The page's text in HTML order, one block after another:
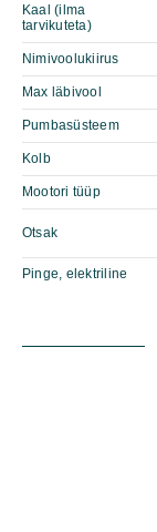
Kaal (ilma
tarvikuteta)
Nimivoolukiirus
Max läbivool
Pumbasüsteem
Kolb
Mootori tüüp
Otsak
Pinge, elektriline